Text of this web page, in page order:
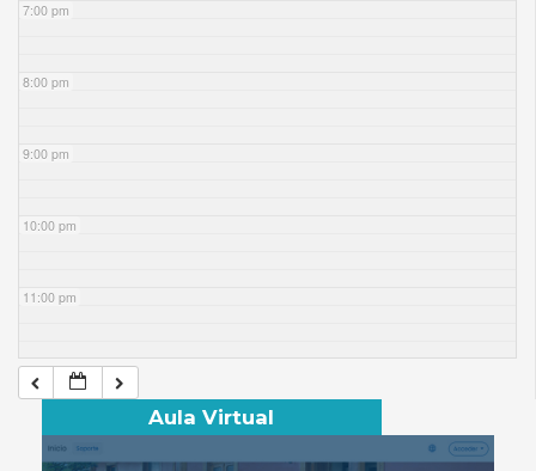
7:00 pm
8:00 pm
9:00 pm
10:00 pm
11:00 pm
Aula Virtual